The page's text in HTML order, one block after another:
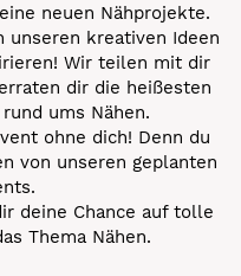
neuen Nähprojekte.
unseren kreativen Ideen
Wir teilen mit dir
dir die heißesten
ums Nähen.
ohne dich! Denn du
von unseren geplanten
deine Chance auf tolle
Thema Nähen.